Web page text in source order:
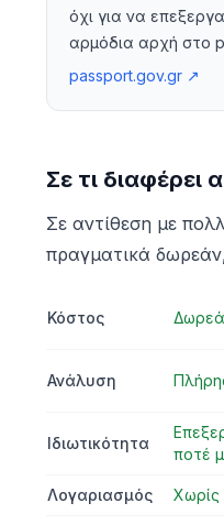
όχι για να
αρμόδια αρχή στο
passport.gov.gr ↗
Σε τι
Σε αντίθεση με
πραγματικά
Κόστος
Ανάλυση
Ιδιωτικότητα
ποτέ
Λογαριασμός